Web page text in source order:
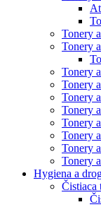
Tonery
Tonery
Tonery
Tonery
Tonery
Tonery
Tonery
Tonery
Tonery
Tonery
Hygiena a
Čistiaca